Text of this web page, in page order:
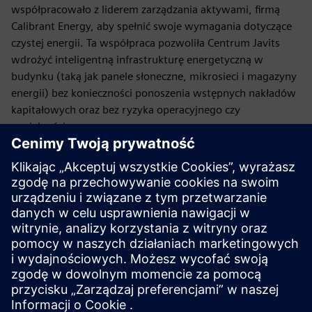
współpracowało z liderem zarządzania aktywami, firmą
Calibrant Energy, aby spełnić swoje wymagania dotyczące
czystej energii. Ta współpraca pozwoliła Centrum Javits
wdrożyć inteligentną infrastrukturę energetyczną w
budynku (taką jak panele słoneczne, mikrosieci i magazyny
energii) bez konieczności ponoszenia wstępnych nakładów
kapitałowych oraz bez ryzyka operacyjnego czy
wydajnościowego.
Oprócz zapewnienia oszczędności energetycznych dla
Centrum Javits, bateria pomaga również odciążyć
najbardziej obciążoną sieć ConEdison. Niestandardowy
system solarnego zadaszenia został zaprojektowany
specjalnie tak, aby uwzględniał unikalne cechy jednego z
największych zielonych dachów w USA.
Pobierz e-przewodnik EaaS